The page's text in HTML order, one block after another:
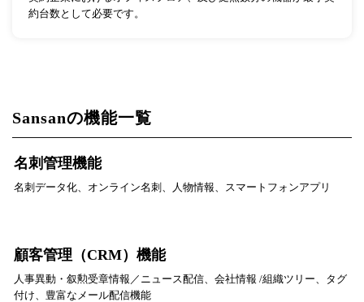
約台数として必要です。
Sansanの機能一覧
名刺管理機能
名刺データ化、オンライン名刺、人物情報、スマートフォンアプリ
顧客管理（CRM）機能
人事異動・叙勲受章情報／ニュース配信、会社情報 /組織ツリー、タグ
付け、豊富なメール配信機能